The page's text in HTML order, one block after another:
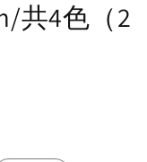
共4色（2